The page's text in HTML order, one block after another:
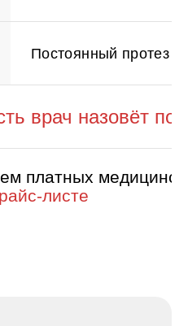
Постоянный протез
врач назовёт
платных
листе